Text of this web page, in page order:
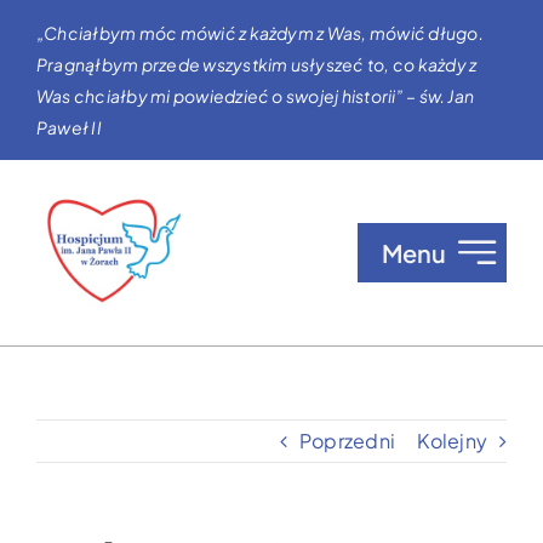
zawartości
„Chciałbym móc mówić z każdym z Was, mówić długo.
Pragnąłbym przede wszystkim usłyszeć to, co każdy z
Was chciałby mi powiedzieć o swojej historii” – św. Jan
Paweł II
Menu
Poprzedni Kolejny